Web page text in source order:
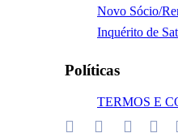
Novo Sócio/
Inquérito de
Políticas
TERMOS E